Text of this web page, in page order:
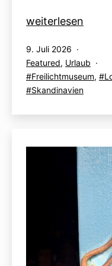
Lofoten
Tag
6:
Gimsoy,
weiterlesen
Veröffentlicht
am
9. Juli 2026
Kategorisiert
als
Featured, Urlaub
Verschlagwortet
mit
Freilichtmuseum,
Skandinavien